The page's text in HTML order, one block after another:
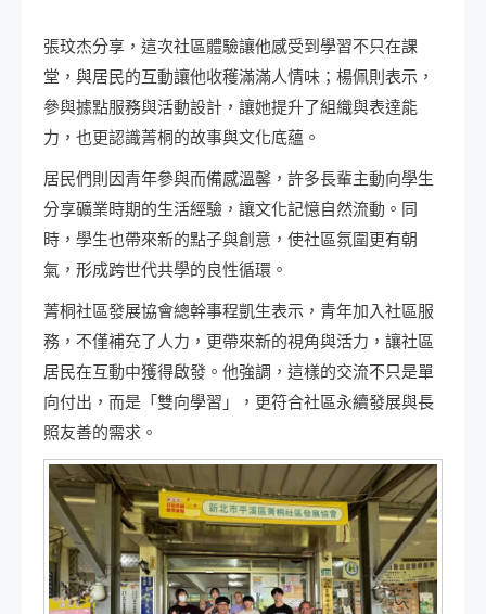
張玟杰分享，這次社區體驗讓他感受到學習不只在課
堂，與居民的互動讓他收穫滿滿人情味；楊佩則表示，
參與據點服務與活動設計，讓她提升了組織與表達能
力，也更認識菁桐的故事與文化底蘊。
居民們則因青年參與而備感溫馨，許多長輩主動向學生
分享礦業時期的生活經驗，讓文化記憶自然流動。同
時，學生也帶來新的點子與創意，使社區氛圍更有朝
氣，形成跨世代共學的良性循環。
菁桐社區發展協會總幹事程凱生表示，青年加入社區服
務，不僅補充了人力，更帶來新的視角與活力，讓社區
居民在互動中獲得啟發。他強調，這樣的交流不只是單
向付出，而是「雙向學習」，更符合社區永續發展與長
照友善的需求。